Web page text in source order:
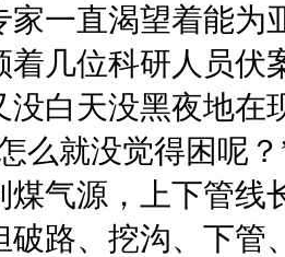
家一直渴望着能为
着几位科研人员伏
没白天没黑夜地在
么就没觉得困呢？
煤气源，上下管线
破路、挖沟、下管